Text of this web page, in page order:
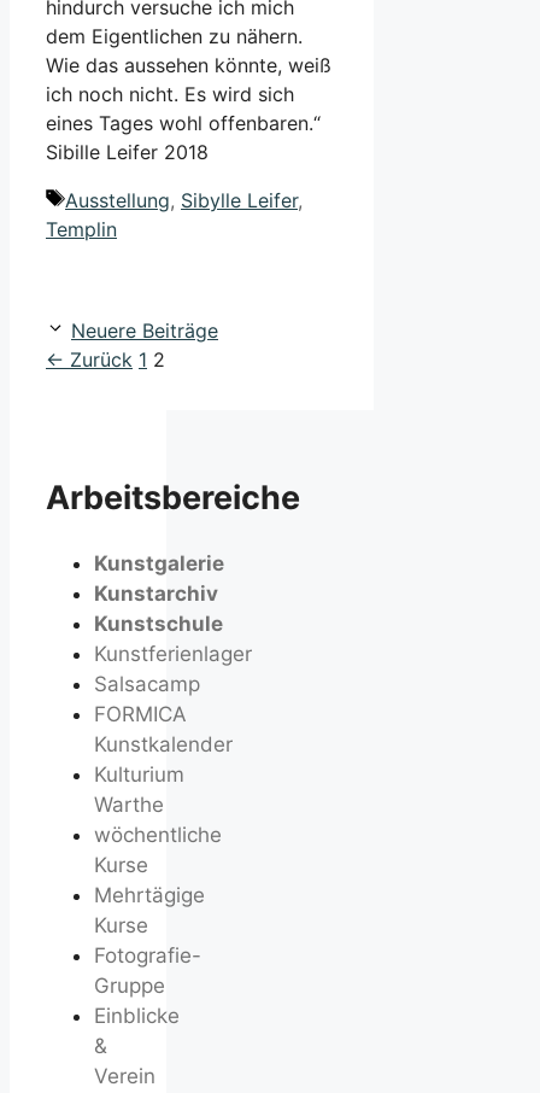
hindurch versuche ich mich
dem Eigentlichen zu nähern.
Wie das aussehen könnte, weiß
ich noch nicht. Es wird sich
eines Tages wohl offenbaren.“
Sibille Leifer 2018
Schlagwörter
Ausstellung, Sibylle Leifer,
Templin
Neuere Beiträge
← Zurück Seite
1 Seite
2
Arbeitsbereiche
Kunstgalerie
Kunstarchiv
Kunstschule
Kunstferienlager
Salsacamp
FORMICA
Kunstkalender
Kulturium
Warthe
wöchentliche
Kurse
Mehrtägige
Kurse
Fotografie-
Gruppe
Einblicke
&
Verein